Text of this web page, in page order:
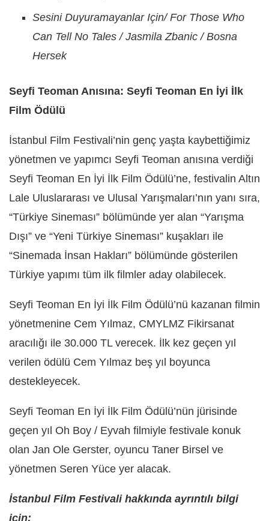
Sesini Duyuramayanlar Için/ For Those Who
Can Tell No Tales / Jasmila Zbanic / Bosna
Hersek
Seyfi Teoman Anısına: Seyfi Teoman En İyi İlk
Film Ödülü
İstanbul Film Festivali’nin genç yaşta kaybettiğimiz
yönetmen ve yapımcı Seyfi Teoman anısına verdiği
Seyfi Teoman En İyi İlk Film Ödülü’ne, festivalin Altın
Lale Uluslararası ve Ulusal Yarışmaları’nın yanı sıra,
“Türkiye Sineması” bölümünde yer alan “Yarışma
Dışı” ve “Yeni Türkiye Sineması” kuşakları ile
“Sinemada İnsan Hakları” bölümünde gösterilen
Türkiye yapımı tüm ilk filmler aday olabilecek.
Seyfi Teoman En İyi İlk Film Ödülü’nü kazanan filmin
yönetmenine Cem Yılmaz, CMYLMZ Fikirsanat
aracılığı ile 30.000 TL verecek. İlk kez geçen yıl
verilen ödülü Cem Yılmaz beş yıl boyunca
destekleyecek.
Seyfi Teoman En İyi İlk Film Ödülü’nün jürisinde
geçen yıl Oh Boy / Eyvah filmiyle festivale konuk
olan Jan Ole Gerster, oyuncu Taner Birsel ve
yönetmen Seren Yüce yer alacak.
İstanbul Film Festivali hakkında ayrıntılı bilgi
için: